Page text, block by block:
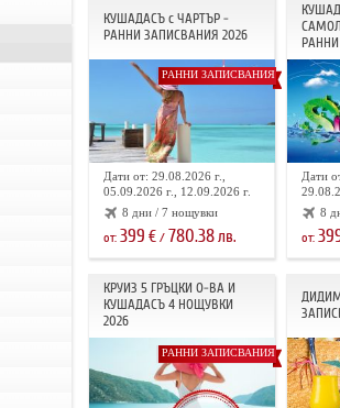
КУШАДАСЪ с ЧАРТЪР -
РАННИ ЗАПИСВАНИЯ 2026
РАННИ ЗАПИСВАНИЯ
Дати от: 29.08.2026 г.,
05.09.2026 г., 12.09.2026 г.
8 дни / 7 нощувки
от: 399 €/ 780.38лв.
Дати
8
от:
КРУИЗ 5 ГРЪЦКИ О-ВА И
КУШАДАСЪ 4 НОЩУВКИ
2026
РАННИ ЗАПИСВАНИЯ